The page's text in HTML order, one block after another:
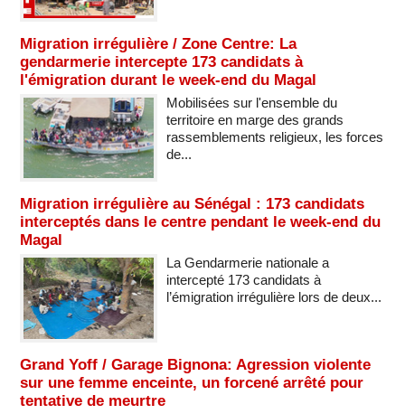
Migration irrégulière / Zone Centre: La
gendarmerie intercepte 173 candidats à
l'émigration durant le week-end du Magal
Mobilisées sur l'ensemble du
territoire en marge des grands
rassemblements religieux, les forces
de...
Migration irrégulière au Sénégal : 173 candidats
interceptés dans le centre pendant le week-end du
Magal
La Gendarmerie nationale a
intercepté 173 candidats à
l’émigration irrégulière lors de deux...
Grand Yoff / Garage Bignona: Agression violente
sur une femme enceinte, un forcené arrêté pour
tentative de meurtre